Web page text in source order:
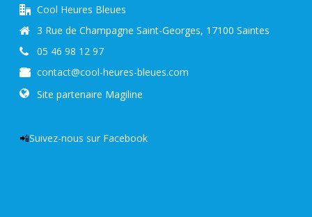
Cool Heures Bleues
3 Rue de Champagne Saint-Georges, 17100 Saintes
05 46 98 12 97
contact@cool-heures-bleues.com
Site partenaire Magiline
📲Suivez-nous sur Facebook